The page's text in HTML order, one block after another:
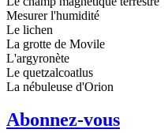
Mesurer l'humidité
Le lichen
La grotte de Movile
L'argyronète
Le quetzalcoatlus
La nébuleuse d'Orion
Abonnez-vous